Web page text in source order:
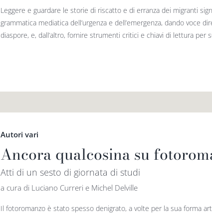
Leggere e guardare le storie di riscatto e di erranza dei migranti
grammatica media­tica dell’urgenza e dell’emergenza, dando voce
diaspore, e, dall’altro, fornire strumenti critici e chiavi di lettura per
Autori vari
Ancora qualcosina su
Atti di un sesto di giornata di studi
a cura di Luciano Curreri e Michel Delville
Il fotoromanzo è stato spesso denigrato, a volte per la sua forma